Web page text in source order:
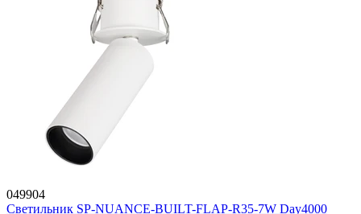
049904
Светильник SP-NUANCE-BUILT-FLAP-R35-7W Day4000